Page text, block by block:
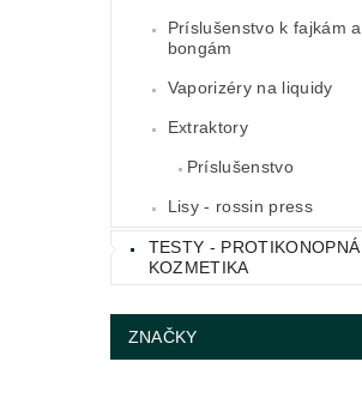
Príslušenstvo k fajkám a
bongám
Vaporizéry na liquidy
Extraktory
Príslušenstvo
Lisy - rossin press
TESTY - PROTIKONOPNÁ
KOZMETIKA
ZNAČKY